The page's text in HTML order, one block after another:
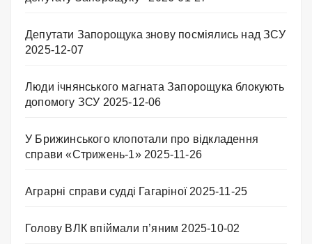
Депутати Запорощука знову посміялись над ЗСУ
2025-12-07
Люди ічнянського магната Запорощука блокують
допомогу ЗСУ 2025-12-06
У Брижинського клопотали про відкладення
справи «Стрижень-1» 2025-11-26
Аграрні справи судді Гагаріної 2025-11-25
Голову ВЛК впіймали п’яним 2025-10-02